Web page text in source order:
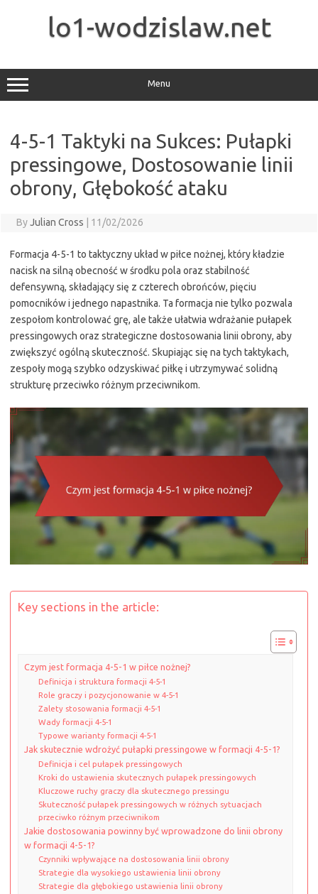
lo1-wodzislaw.net
Menu
4-5-1 Taktyki na Sukces: Pułapki
pressingowe, Dostosowanie linii
obrony, Głębokość ataku
ByJulian Cross 11/02/2026
Formacja 4-5-1 to taktyczny układ w piłce nożnej, który kładzie
nacisk na silną obecność w środku pola oraz stabilność
defensywną, składający się z czterech obrońców, pięciu
pomocników i jednego napastnika. Ta formacja nie tylko pozwala
zespołom kontrolować grę, ale także ułatwia wdrażanie pułapek
pressingowych oraz strategiczne dostosowania linii obrony, aby
zwiększyć ogólną skuteczność. Skupiając się na tych taktykach,
zespoły mogą szybko odzyskiwać piłkę i utrzymywać solidną
strukturę przeciwko różnym przeciwnikom.
Key sections in the article:
Czym jest formacja 4-5-1 w piłce nożnej?
Definicja i struktura formacji 4-5-1
Role graczy i pozycjonowanie w 4-5-1
Zalety stosowania formacji 4-5-1
Wady formacji 4-5-1
Typowe warianty formacji 4-5-1
Jak skutecznie wdrożyć pułapki pressingowe w formacji 4-5-1?
Definicja i cel pułapek pressingowych
Kroki do ustawienia skutecznych pułapek pressingowych
Kluczowe ruchy graczy dla skutecznego pressingu
Skuteczność pułapek pressingowych w różnych sytuacjach
przeciwko różnym przeciwnikom
Jakie dostosowania powinny być wprowadzone do linii obrony
w formacji 4-5-1?
Czynniki wpływające na dostosowania linii obrony
Strategie dla wysokiego ustawienia linii obrony
Strategie dla głębokiego ustawienia linii obrony